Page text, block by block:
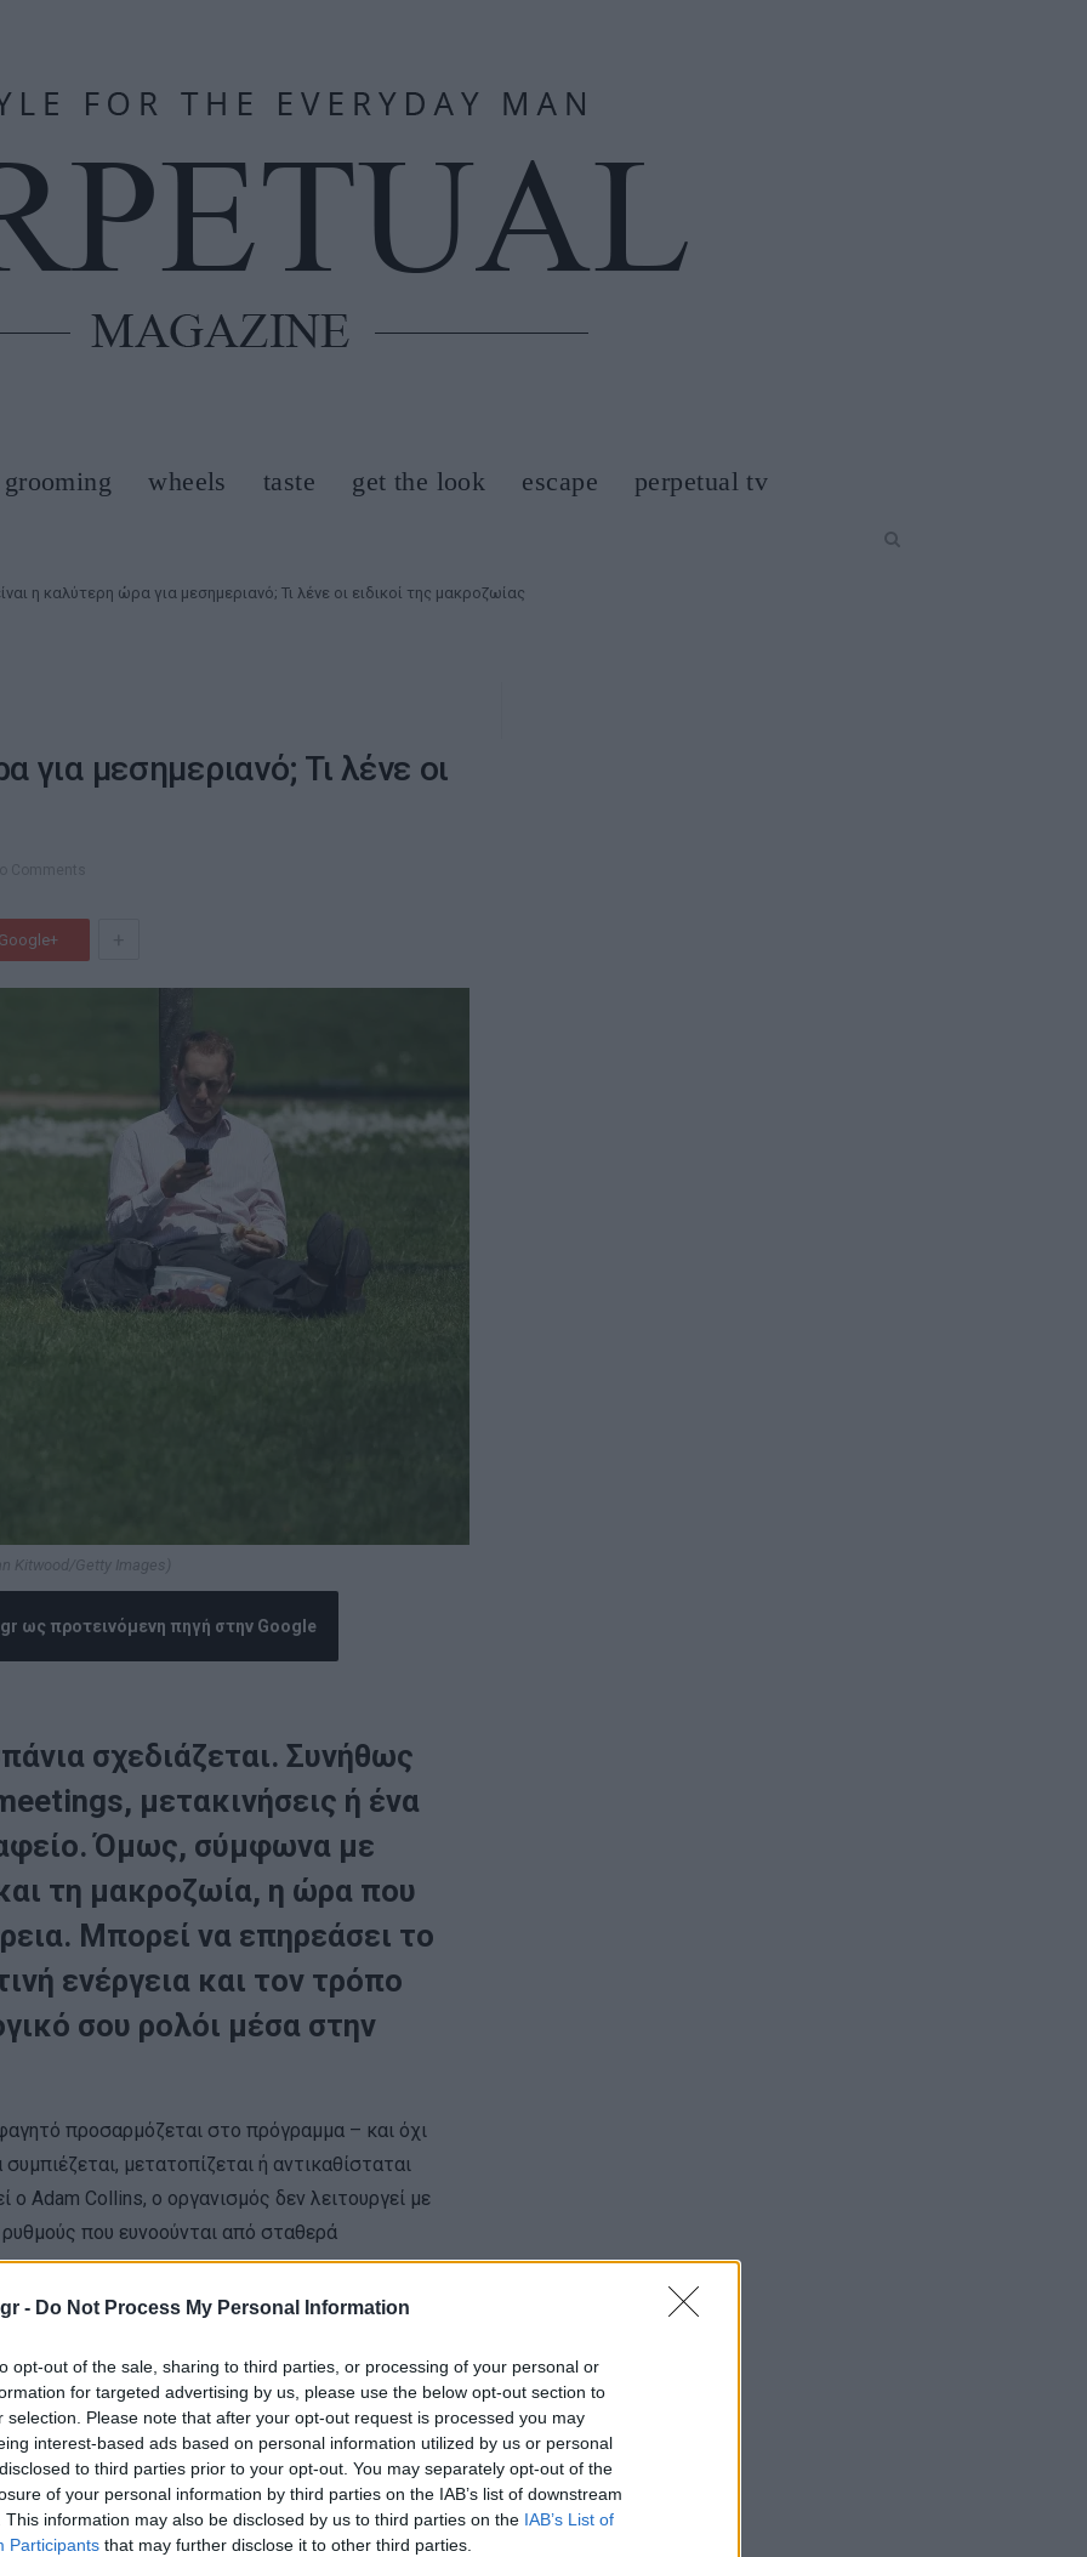
- Do Not Process My Personal Information
opt-out of the sale, sharing to third parties, or processing of your personal or
for targeted advertising by us, please use the below opt-out section to
selection. Please note that after your opt-out request is processed you may
interest-based ads based on personal information utilized by us or personal
to third parties prior to your opt-out. You may separately opt-out of the
of your personal information by third parties on the IAB’s list of downstream
This information may also be disclosed by us to third parties on the IAB’s List of
Participants that may further disclose it to other third parties.
grooming wheels taste get the look escape
perpetual tv
η καλύτερη ώρα για μεσημεριανό; Τι λένε οι ειδικοί της μακροζωίας
για μεσημεριανό; Τι λένε οι
Google+
Kitwood/Getty Images)
ως προτεινόμενη πηγή στην Google
σχεδιάζεται. Συνήθως
μετακινήσεις ή ένα
Όμως, σύμφωνα με
τη μακροζωία, η ώρα που
Μπορεί να επηρεάσει το
ενέργεια και τον τρόπο
σου ρολόι μέσα στην
προσαρμόζεται στο πρόγραμμα – και όχι
μετατοπίζεται ή αντικαθίσταται
Adam Collins, ο οργανισμός δεν λειτουργεί με
που ευνοούνται από σταθερά
έρευνα είναι ότι τα γεύματα ιδανικά
Αυτό επιτρέπει μικρά “παράθυρα”
το σώμα δεν βρίσκεται συνεχώς σε κατάσταση